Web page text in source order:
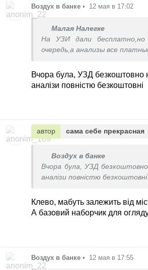
Воздух в банке • 12 мая в 17:02
Малая Налегке
На УЗИ дали бесплатно,но
очередь,а анализы все
Вчора була, УЗД безкоштовно
аналізи повністю безкоштовні
автор сама себе прекрасная
Воздух в банке
Вчора була, УЗД
аналізи повністю безкоштовні
Клево, мабуть залежить від
А базовий наборчик для
Воздух в банке • 12 мая в 17:55